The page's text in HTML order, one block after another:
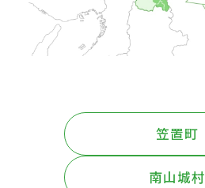
笠置町
南山城村